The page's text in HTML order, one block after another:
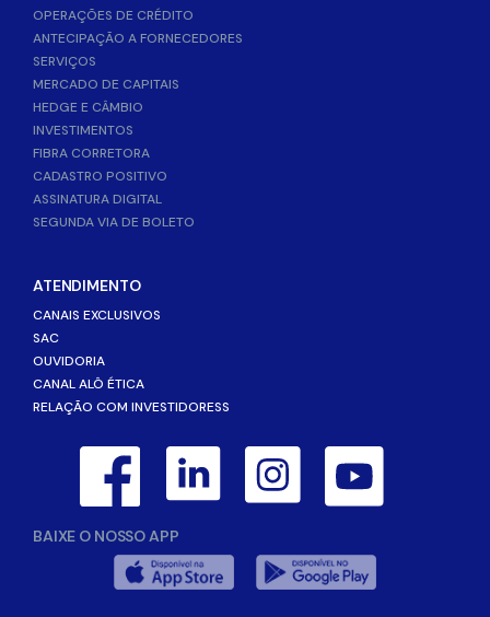
OPERAÇÕES DE CRÉDITO
ANTECIPAÇÃO A FORNECEDORES
SERVIÇOS
MERCADO DE CAPITAIS
HEDGE E CÂMBIO
INVESTIMENTOS
FIBRA CORRETORA
CADASTRO POSITIVO
ASSINATURA DIGITAL
SEGUNDA VIA DE BOLETO
ATENDIMENTO
CANAIS EXCLUSIVOS
SAC
OUVIDORIA
CANAL ALÔ ÉTICA
RELAÇÃO COM INVESTIDORESS
BAIXE O NOSSO APP